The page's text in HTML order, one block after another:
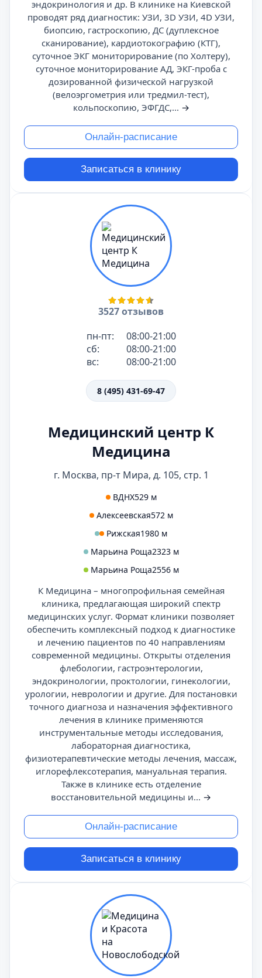
эндокринология и др. В клинике на Киевской
проводят ряд диагностик: УЗИ, 3D УЗИ, 4D УЗИ,
биопсию, гастроскопию, ДС (дуплексное
сканирование), кардиотокографию (КТГ),
суточное ЭКГ мониторирование (по Холтеру),
суточное мониторирование АД, ЭКГ-проба с
дозированной физической нагрузкой
(велоэргометрия или тредмил-тест),
кольпоскопию, ЭФГДС,... →
Онлайн-расписание
Записаться в клинику
3527 отзывов
пн-пт:
08:00-21:00
сб:
08:00-21:00
вс:
08:00-21:00
8 (495) 431-69-47
Медицинский центр К
Медицина
г. Москва, пр-т Мира, д. 105, стр. 1
ВДНХ529 м
Алексеевская572 м
Рижская1980 м
Марьина Роща2323 м
Марьина Роща2556 м
К Медицина – многопрофильная семейная
клиника, предлагающая широкий спектр
медицинских услуг. Формат клиники позволяет
обеспечить комплексный подход к диагностике
и лечению пациентов по 40 направлениям
современной медицины. Открыты отделения
флебологии, гастроэнтерологии,
эндокринологии, проктологии, гинекологии,
урологии, неврологии и другие. Для постановки
точного диагноза и назначения эффективного
лечения в клинике применяются
инструментальные методы исследования,
лабораторная диагностика,
физиотерапевтические методы лечения, массаж,
иглорефлексотерапия, мануальная терапия.
Также в клинике есть отделение
восстановительной медицины и... →
Онлайн-расписание
Записаться в клинику